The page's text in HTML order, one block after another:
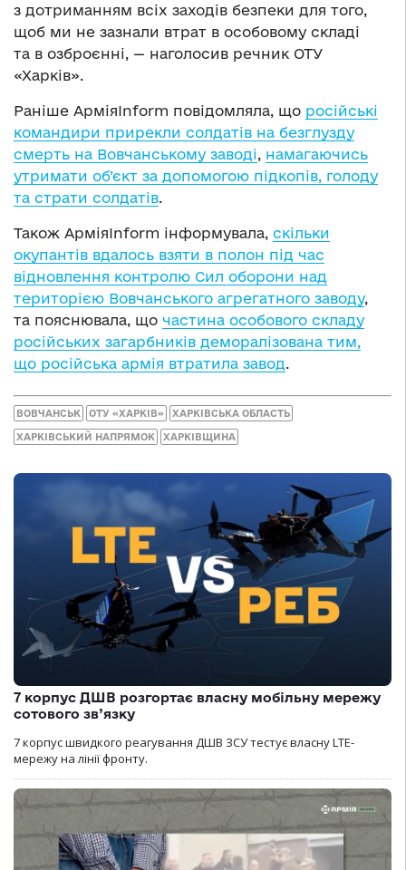
з дотриманням всіх заходів безпеки для того,
щоб ми не зазнали втрат в особовому складі
та в озброєнні, — наголосив речник ОТУ
«Харків».
Раніше АрміяInform повідомляла, що російські
командири прирекли солдатів на безглузду
смерть на Вовчанському заводі, намагаючись
утримати об’єкт за допомогою підкопів, голоду
та страти солдатів.
Також АрміяInform інформувала, скільки
окупантів вдалось взяти в полон під час
відновлення контролю Сил оборони над
територією Вовчанського агрегатного заводу,
та пояснювала, що частина особового складу
російських загарбників деморалізована тим,
що російська армія втратила завод.
ВОВЧАНСЬК ОТУ «ХАРКІВ» ХАРКІВСЬКА ОБЛАСТЬ
ХАРКІВСЬКИЙ НАПРЯМОК ХАРКІВЩИНА
7 корпус ДШВ розгортає власну мобільну мережу
сотового зв’язку
7 корпус швидкого реагування ДШВ ЗСУ тестує власну LTE-
мережу на лінії фронту.